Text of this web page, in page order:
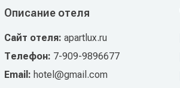
Описание отеля
Сайт отеля: apartlux.ru
Телефон: 7-909-9896677
Email: hotel@gmail.com